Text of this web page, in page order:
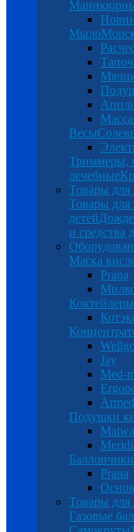
Мыло
Весы
Триммеры,
лечебные
Товары для
Товары для
детей
и средства
Маска
Prana
Коктейлеры
Wellgo
Jay
Med-
Armed
Подушки
Prana
Товары для
Газовые